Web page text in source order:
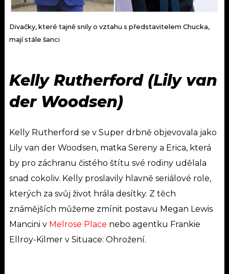
Divačky, které tajně snily o vztahu s představitelem Chucka,
mají stále šanci
Kelly Rutherford (Lily van
der Woodsen)
Kelly Rutherford se v Super drbně objevovala jako
Lily van der Woodsen, matka Sereny a Erica, která
by pro záchranu čistého štítu své rodiny udělala
snad cokoliv. Kelly proslavily hlavně seriálové role,
kterých za svůj život hrála desítky. Z těch
známějších můžeme zmínit postavu Megan Lewis
Mancini v Melrose Place nebo agentku Frankie
Ellroy-Kilmer v Situace: Ohrožení.